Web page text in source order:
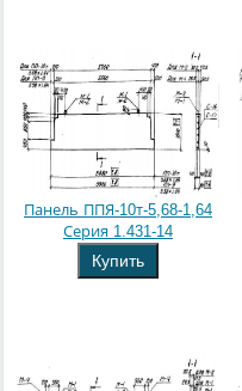
Панель ППЯ-10т-5,68-1,64
Серия 1.431-14
Купить